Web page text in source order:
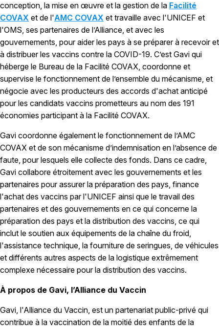
conception, la mise en œuvre et la gestion de la Facilité
COVAX et de l'AMC COVAX et travaille avec l'UNICEF et
l'OMS, ses partenaires de l’Alliance, et avec les
gouvernements, pour aider les pays à se préparer à recevoir et
à distribuer les vaccins contre la COVID-19. C’est Gavi qui
héberge le Bureau de la Facilité COVAX, coordonne et
supervise le fonctionnement de l’ensemble du mécanisme, et
négocie avec les producteurs des accords d'achat anticipé
pour les candidats vaccins prometteurs au nom des 191
économies participant à la Facilité COVAX.
Gavi coordonne également le fonctionnement de l’AMC
COVAX et de son mécanisme d’indemnisation en l’absence de
faute, pour lesquels elle collecte des fonds. Dans ce cadre,
Gavi collabore étroitement avec les gouvernements et les
partenaires pour assurer la préparation des pays, finance
l'achat des vaccins par l'UNICEF ainsi que le travail des
partenaires et des gouvernements en ce qui concerne la
préparation des pays et la distribution des vaccins, ce qui
inclut le soutien aux équipements de la chaîne du froid,
l'assistance technique, la fourniture de seringues, de véhicules
et différents autres aspects de la logistique extrêmement
complexe nécessaire pour la distribution des vaccins.
À propos de Gavi, l’Alliance du Vaccin
Gavi, l'Alliance du Vaccin, est un partenariat public-privé qui
contribue à la vaccination de la moitié des enfants de la